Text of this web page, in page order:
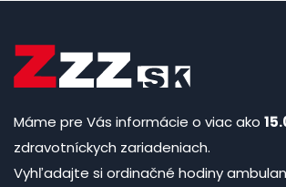
Máme pre Vás informácie o viac ako
zdravotníckych zariadeniach.
Vyhľadajte si ordinačné hodiny